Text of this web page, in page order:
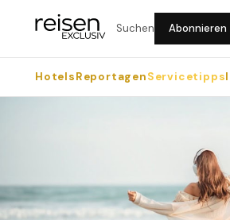
Suchen Abonnieren
HotelsReportagenServicetipps